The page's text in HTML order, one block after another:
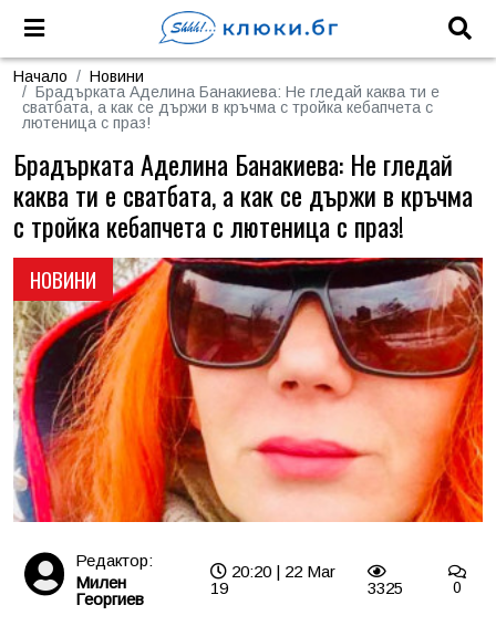
Начало
Новини
Брадърката Аделина Банакиева: Не гледай каква ти е
сватбата, а как се държи в кръчма с тройка кебапчета с
лютеница с праз!
НОВИНИ
Брадърката Аделина Банакиева: Не гледай
каква ти е сватбата, а как се държи в кръчма
с тройка кебапчета с лютеница с праз!
Редактор:
Милен
Георгиев
20:20 | 22 Mar
19
3325 0